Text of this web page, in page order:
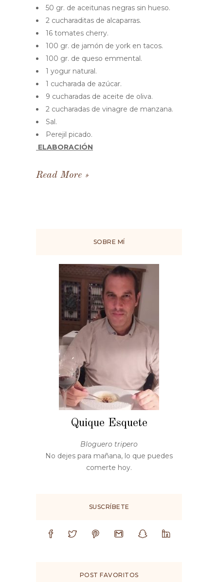
50 gr. de aceitunas negras sin hueso.
2 cucharaditas de alcaparras.
16 tomates cherry.
100 gr. de jamón de york en tacos.
100 gr. de queso emmental.
1 yogur natural.
1 cucharada de azúcar.
9 cucharadas de aceite de oliva.
2 cucharadas de vinagre de manzana.
Sal.
Perejil picado.
ELABORACIÓN
Read More
SOBRE MÍ
Quique Esquete
Bloguero tripero
No dejes para mañana, lo que puedes
comerte hoy.
SUSCRÍBETE
POST FAVORITOS